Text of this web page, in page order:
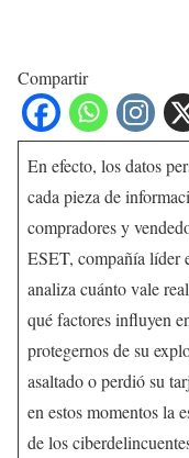
Compartir
En efecto, los datos
cada pieza de
compradores y
ESET, compañía líder
analiza cuánto vale
qué factores influyen
protegernos de su
asaltado o perdió su
en estos momentos la
de los